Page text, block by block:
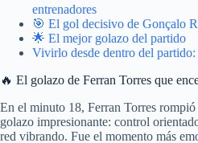
entrenadores
🎯 El gol decisivo de Gonçalo
🌟 El mejor golazo del partido
Vivirlo desde dentro del
🔥 El golazo de Ferran Torres que
En el minuto 18, Ferran Torres rompió
golazo impresionante: control
red vibrando. Fue el momento más